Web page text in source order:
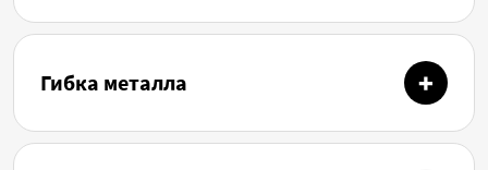
Гибка металла